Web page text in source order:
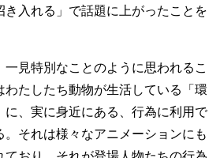
き入れる」で話題に上がったことを
見特別なことのように思われるこ
わたしたち動物が生活している「環
に、実に身近にある、行為に利用で
。それは様々なアニメーションにも